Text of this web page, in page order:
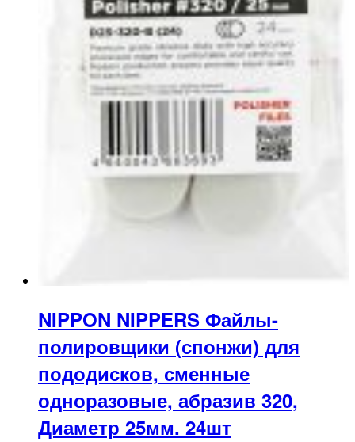
NIPPON NIPPERS Файлы-
полировщики (спонжи) для
пододисков, сменные
одноразовые, абразив 320,
Диаметр 25мм. 24шт